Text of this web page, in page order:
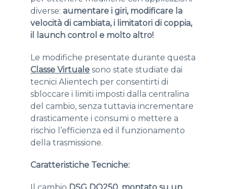
diverse: aumentare i giri, modificare la
velocità di cambiata, i limitatori di coppia,
il launch control e molto altro!
Le modifiche presentate durante questa
Classe Virtuale sono state studiate dai
tecnici Alientech per consentirti di
sbloccare i limiti imposti dalla centralina
del cambio, senza tuttavia incrementare
drasticamente i consumi o mettere a
rischio l’efficienza ed il funzionamento
della trasmissione.
Caratteristiche Tecniche: